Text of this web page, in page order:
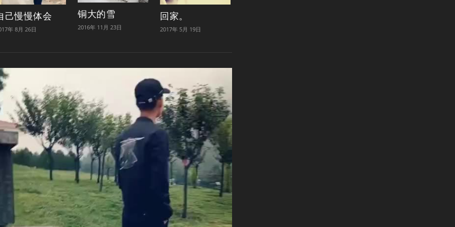
己慢慢体会
年 8月 26日
铜大的雪
2016年 11月 23日
回家。
2017年 5月 19日